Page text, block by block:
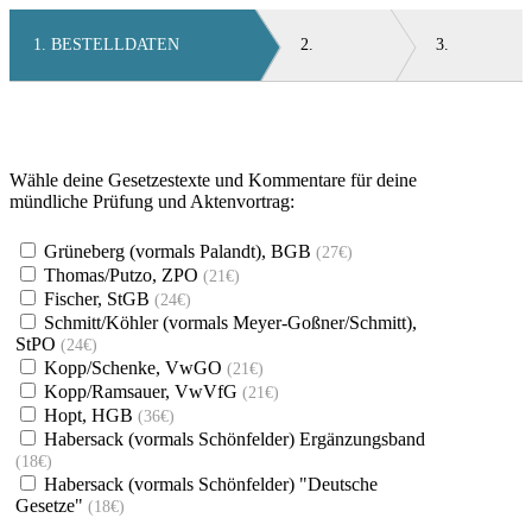
content
BESTELLDATEN
Wähle deine Gesetzestexte und Kommentare für deine
mündliche Prüfung und Aktenvortrag:
Grüneberg (vormals Palandt), BGB (27€)
Thomas/Putzo, ZPO (21€)
Fischer, StGB (24€)
Schmitt/Köhler (vormals Meyer-Goßner/Schmitt),
StPO (24€)
Kopp/Schenke, VwGO (21€)
Kopp/Ramsauer, VwVfG (21€)
Hopt, HGB (36€)
Habersack (vormals Schönfelder) Ergänzungsband
(18€)
Habersack (vormals Schönfelder) "Deutsche
Gesetze" (18€)